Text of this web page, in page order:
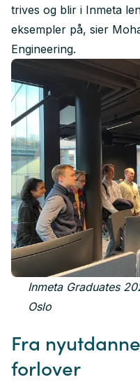
trives og blir i Inmeta
eksempler på, sier
Engineering.
Inmeta Graduates
Oslo
Fra
forlover